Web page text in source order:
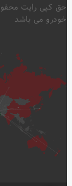
حق کپی رایت
خودرو می باشد